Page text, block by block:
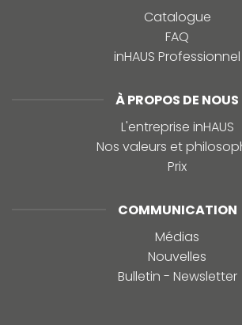
Catalogue
FAQ
inHAUS Professionnel
À PROPOS DE NOUS
L'entreprise inHAUS
Nos valeurs et
Prix
COMMUNICATION
Médias
Nouvelles
Bulletin - Newsletter